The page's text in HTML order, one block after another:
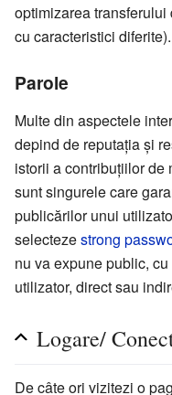
optimizarea
cu caracteristici diferite).
Parole
Multe din aspectele
depind de reputația și
istorii a contribuțiilor
sunt singurele care
publicărilor unui
selectezestrong
nu va expune public,
utilizator, direct sau
Logare/
De câte ori vizitezi o